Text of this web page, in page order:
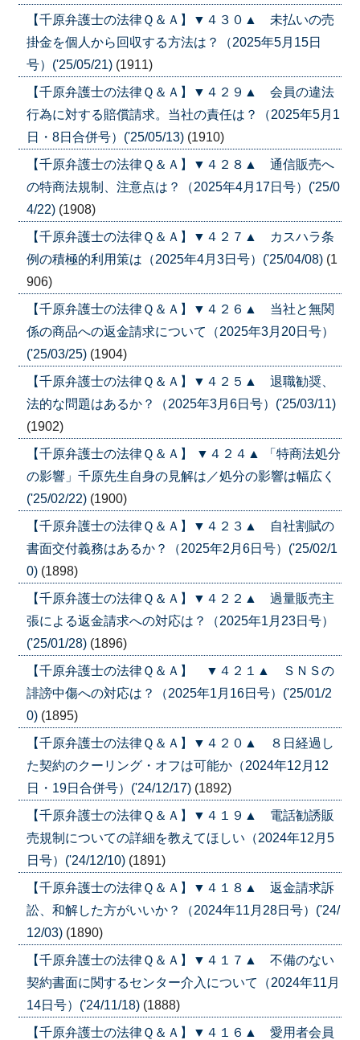
【千原弁護士の法律Ｑ＆Ａ】▼４３０▲ 未払いの売
掛金を個人から回収する方法は？（2025年5月15日
号）('25/05/21) (1911)
【千原弁護士の法律Ｑ＆Ａ】▼４２９▲ 会員の違法
行為に対する賠償請求。当社の責任は？（2025年5月1
日・8日合併号）('25/05/13) (1910)
【千原弁護士の法律Ｑ＆Ａ】▼４２８▲ 通信販売へ
の特商法規制、注意点は？（2025年4月17日号）('25/0
4/22) (1908)
【千原弁護士の法律Ｑ＆Ａ】▼４２７▲ カスハラ条
例の積極的利用策は（2025年4月3日号）('25/04/08) (1
906)
【千原弁護士の法律Ｑ＆Ａ】▼４２６▲ 当社と無関
係の商品への返金請求について（2025年3月20日号）
('25/03/25) (1904)
【千原弁護士の法律Ｑ＆Ａ】▼４２５▲ 退職勧奨、
法的な問題はあるか？（2025年3月6日号）('25/03/11)
(1902)
【千原弁護士の法律Ｑ＆Ａ】 ▼４２４▲ 「特商法処分
の影響」千原先生自身の見解は／処分の影響は幅広く
('25/02/22) (1900)
【千原弁護士の法律Ｑ＆Ａ】▼４２３▲ 自社割賦の
書面交付義務はあるか？（2025年2月6日号）('25/02/1
0) (1898)
【千原弁護士の法律Ｑ＆Ａ】▼４２２▲ 過量販売主
張による返金請求への対応は？（2025年1月23日号）
('25/01/28) (1896)
【千原弁護士の法律Ｑ＆Ａ】 ▼４２１▲ ＳＮＳの
誹謗中傷への対応は？（2025年1月16日号）('25/01/2
0) (1895)
【千原弁護士の法律Ｑ＆Ａ】▼４２０▲ ８日経過し
た契約のクーリング・オフは可能か（2024年12月12
日・19日合併号）('24/12/17) (1892)
【千原弁護士の法律Ｑ＆Ａ】▼４１９▲ 電話勧誘販
売規制についての詳細を教えてほしい（2024年12月5
日号）('24/12/10) (1891)
【千原弁護士の法律Ｑ＆Ａ】▼４１８▲ 返金請求訴
訟、和解した方がいいか？（2024年11月28日号）('24/
12/03) (1890)
【千原弁護士の法律Ｑ＆Ａ】▼４１７▲ 不備のない
契約書面に関するセンター介入について（2024年11月
14日号）('24/11/18) (1888)
【千原弁護士の法律Ｑ＆Ａ】▼４１６▲ 愛用者会員